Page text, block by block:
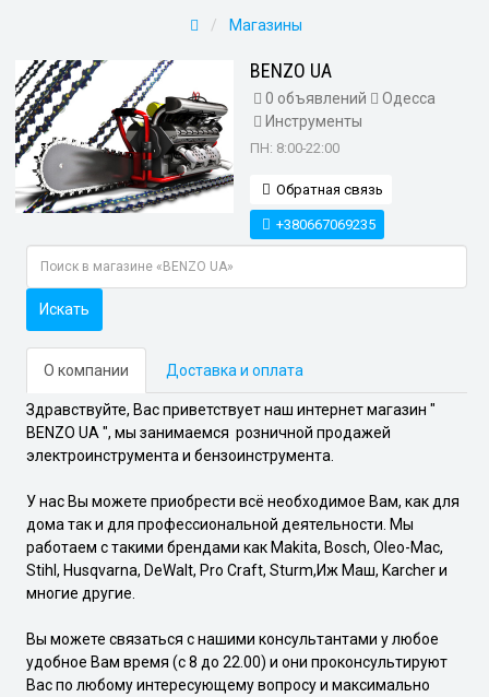
Магазины
BENZO UA
0 объявлений
Одесса
Инструменты
ПН: 8:00-22:00
Обратная связь
+380667069235
Искать
О компании Доставка и оплата
Здравствуйте, Вас приветствует наш интернет магазин "
BENZO UA ", мы занимаемся розничной продажей
электроинструмента и бензоинструмента.
У нас Вы можете приобрести всё необходимое Вам, как для
дома так и для профессиональной деятельности. Мы
работаем с такими брендами как Makita, Bosch, Oleo-Mac,
Stihl, Husqvarna, DeWalt, Pro Craft, Sturm,Иж Маш, Karcher и
многие другие.
Вы можете связаться с нашими консультантами у любое
удобное Вам время (с 8 до 22.00) и они проконсультируют
Вас по любому интересующему вопросу и максимально